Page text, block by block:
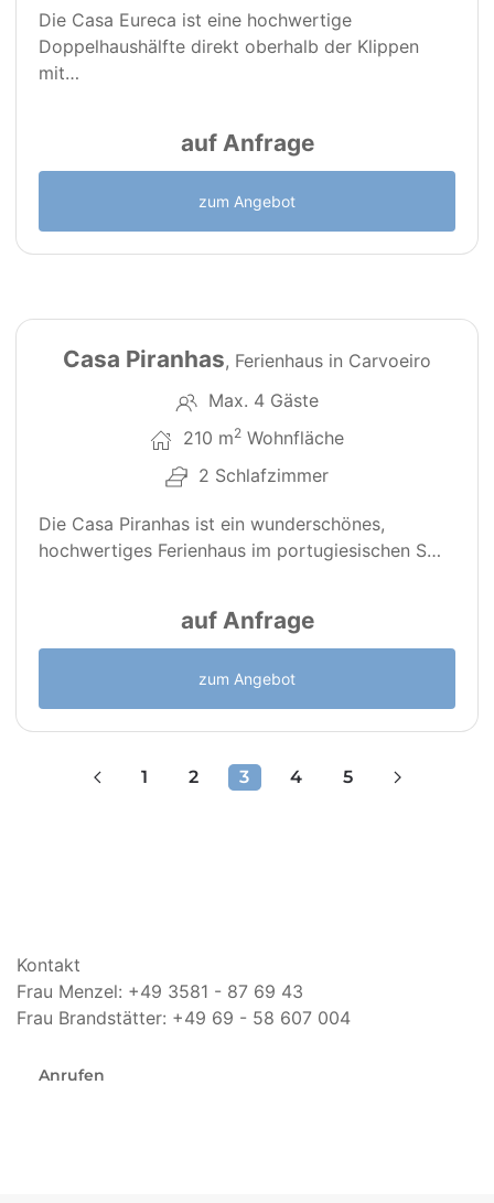
Die Casa Eureca ist eine hochwertige
Doppelhaushälfte direkt oberhalb der Klippen
mit…
auf Anfrage
zum Angebot
Casa Piranhas, Ferienhaus in Carvoeiro
Max. 4 Gäste
210 m2 Wohnfläche
2 Schlafzimmer
Die Casa Piranhas ist ein wunderschönes,
hochwertiges Ferienhaus im portugiesischen S…
auf Anfrage
zum Angebot
1 2 3 4 5
Kontakt
Frau Menzel: +49 3581 - 87 69 43
Frau Brandstätter: +49 69 - 58 607 004
Anrufen